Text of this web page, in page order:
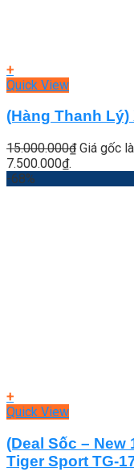
+
Quick View
(Hàng Thanh Lý)
15.000.000₫ Giá gốc
7.500.000₫.
-68%
+
Quick View
(Deal Sốc – New
Tiger Sport TG-